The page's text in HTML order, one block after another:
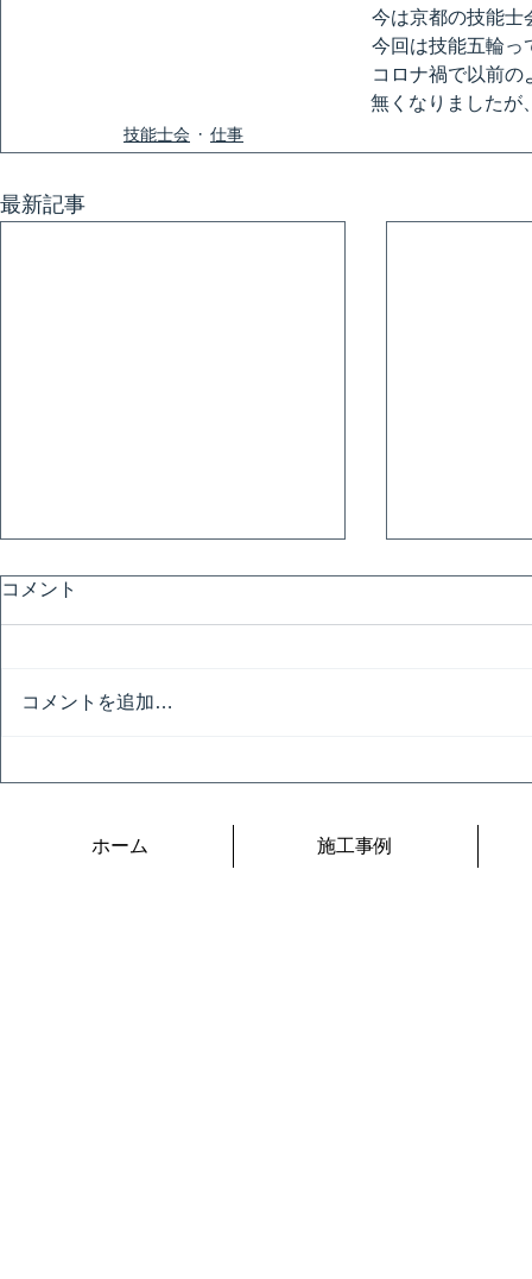
今は京都の技能士
今回は技能五輪っ
コロナ禍で以前
無くなりましたが、こんな機会
技能士会 仕事
最新記事
コメント
コメントを追加…
ホーム 施工事例